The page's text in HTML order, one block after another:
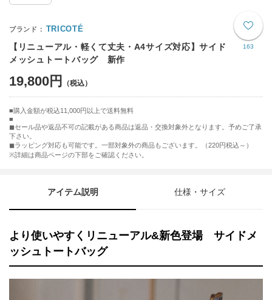
163
TRICOTÉ
【リニューアル・軽くて丈夫・A4サイズ対応】サイド
メッシュトートバッグ 新作
19,800円
購入金額が税込11,000円以上で送料無料
◼︎セール品や返品不可の記載がある商品は返品・交換対象外となります。予めご了承
下さい。
◼︎ラッピング対応も可能です。一部対象外の商品もございます。（220円税込～）
※詳細は商品ページの下部をご確認ください。
アイテム説明 仕様・サイズ
より使いやすくリニューアル&新色登場 サイドメ
ッシュトートバッグ